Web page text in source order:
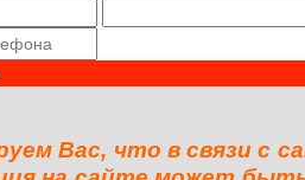
Вас, что в связи с